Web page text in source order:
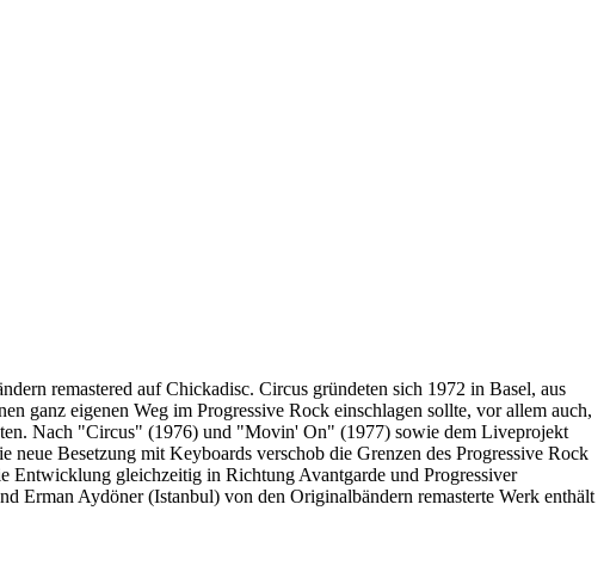
remastered auf Chickadisc. Circus gründeten sich 1972 in Basel, aus
ganz eigenen Weg im Progressive Rock einschlagen sollte, vor allem auch,
Nach "Circus" (1976) und "Movin' On" (1977) sowie dem Liveprojekt
Besetzung mit Keyboards verschob die Grenzen des Progressive Rock
Entwicklung gleichzeitig in Richtung Avantgarde und Progressiver
Aydöner (Istanbul) von den Originalbändern remasterte Werk enthält